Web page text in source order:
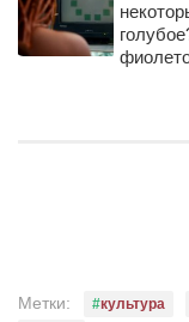
Метки: культура